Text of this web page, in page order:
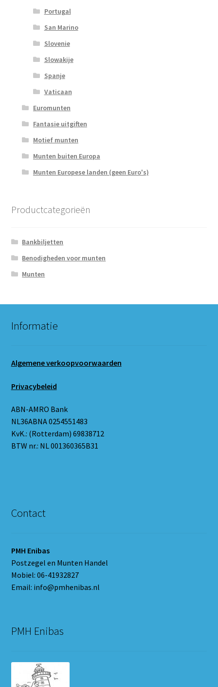
Portugal
San Marino
Slovenie
Slowakije
Spanje
Vaticaan
Euromunten
Fantasie uitgiften
Motief munten
Munten buiten Europa
Munten Europese landen (geen Euro's)
Productcategorieën
Bankbiljetten
Benodigheden voor munten
Munten
Informatie
Algemene verkoopvoorwaarden
Privacybeleid
ABN-AMRO Bank
NL36ABNA 0254551483
KvK.: (Rotterdam) 69838712
BTW nr.: NL 001360365B31
Contact
PMH Enibas
Postzegel en Munten Handel
Mobiel: 06-41932827
Email: info@pmhenibas.nl
PMH Enibas